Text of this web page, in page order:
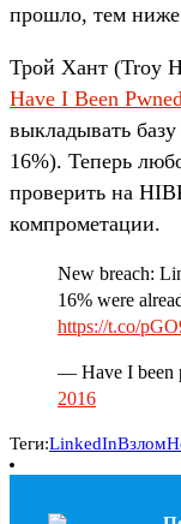
прошло, тем
Трой Хант (Troy
Have I Been
выкладывать
16%). Теперь
проверить на
компрометации.
New breach:
16% were
https://t.co/
— Have I been
2016
Теги:LinkedInВзлом